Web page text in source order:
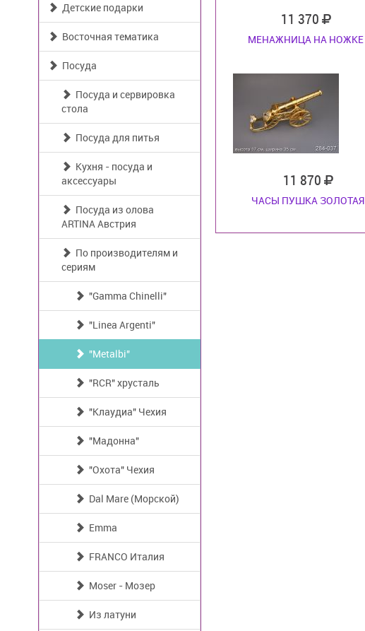
Детские подарки
Восточная тематика
Посуда
Посуда и сервировка
стола
Посуда для питья
Кухня - посуда и
аксессуары
Посуда из олова
ARTINA Австрия
По производителям и
сериям
"Gamma Chinelli"
"Linea Argenti"
"Metalbi"
"RCR" хрусталь
"Клаудиа" Чехия
"Мадонна"
"Охота" Чехия
Dal Mare (Морской)
Emma
FRANCO Италия
Moser - Мозер
Из латуни
11 370
МЕНАЖНИЦА НА НОЖКЕ
11 870
ЧАСЫ ПУШКА ЗОЛОТАЯ